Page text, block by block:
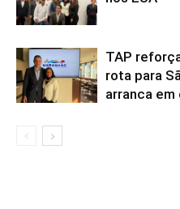
TAP
rota para
arranca em